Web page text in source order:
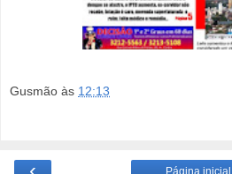
Gusmão às 12:13
Página inicial